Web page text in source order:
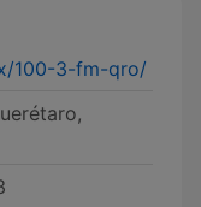
100-3-fm-qro/